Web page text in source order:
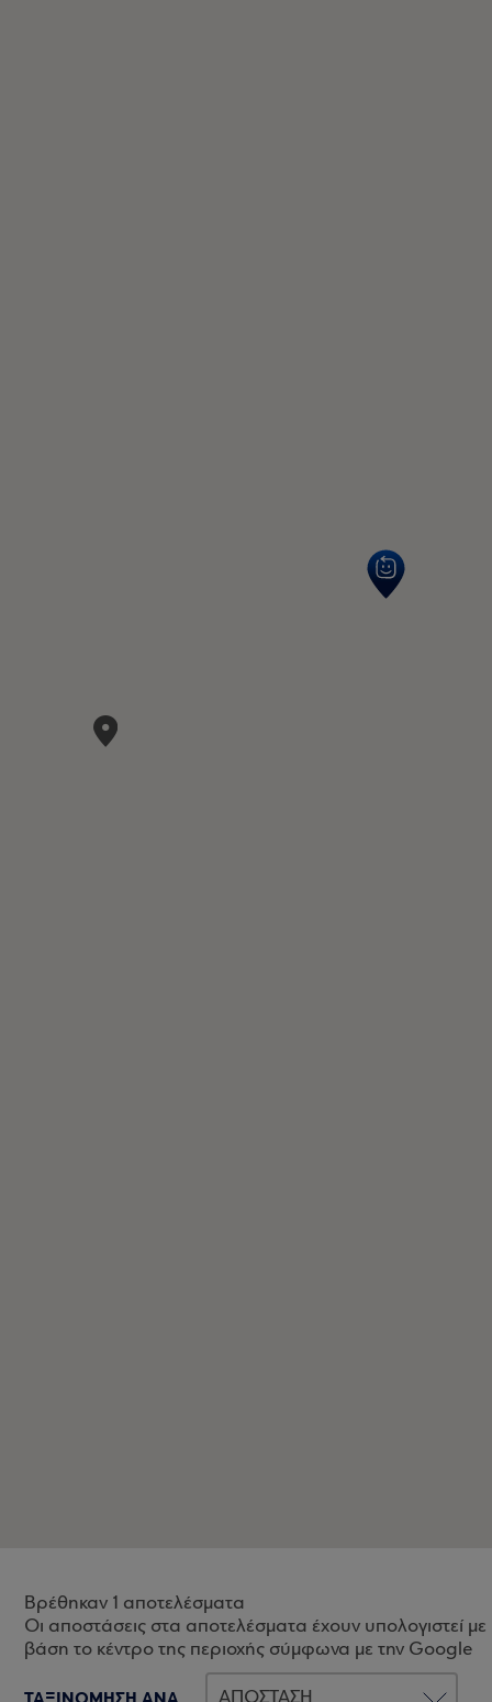
Βρέθηκαν 1 αποτελέσματα
Οι αποστάσεις στα αποτελέσματα έχουν υπολογιστεί με
βάση το κέντρο της περιοχής σύμφωνα με την Google